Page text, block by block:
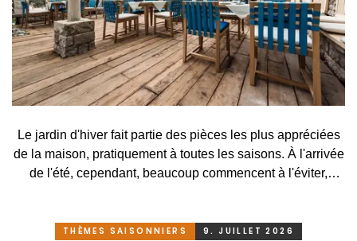
Le jardin d'hiver fait partie des pièces les plus appréciées
de la maison, pratiquement à toutes les saisons. À l'arrivée
de l'été, cependant, beaucoup commencent à l'éviter,
qu'en un lieu agréable de détente. C'est pourtant
THÈMES SAISONNIERS 9. JUILLET 2026